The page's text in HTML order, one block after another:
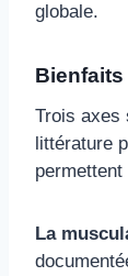
globale.
Bienfaits
Trois axes
littérature
permettent
La